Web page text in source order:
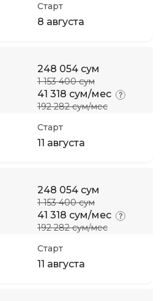
Старт
8 августа
248 054 сум
1 153 400 сум
41 318 сум/мес
192 282 сум/мес
Старт
11 августа
248 054 сум
1 153 400 сум
41 318 сум/мес
192 282 сум/мес
Старт
11 августа